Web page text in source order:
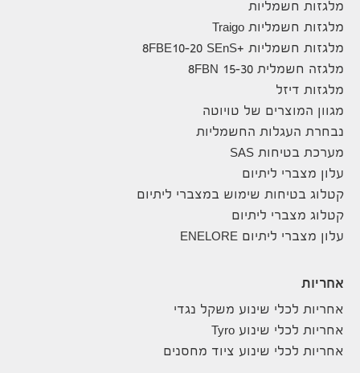
מלגזות חשמליות
מלגזות חשמליות Traigo
מלגזות חשמליות +8FBE10-20 SEnS
מלגזה חשמלית 8FBN 15-30
מלגזות דיזל
מגוון המוצרים של טויוטה
נבחרת העגלות החשמליות
מערכת בטיחות SAS
עלון מצברי ליתיום
קטלוג בטיחות שימוש במצברי ליתיום
קטלוג מצברי ליתיום
עלון מצברי ליתיום ENELORE
אחריות
אחריות לכלי שינוע משקל נגדי
אחריות לכלי שינוע Tyro
אחריות לכלי שינוע ציוד מחסנים